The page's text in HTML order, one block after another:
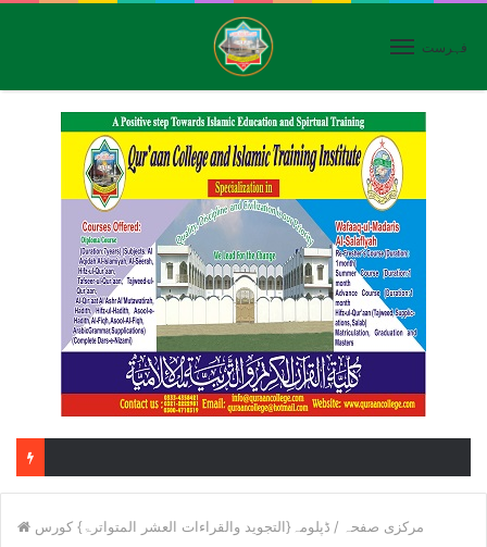
فہرست
مرکزی صفحہ / ڈپلومہ{التجوید والقراءات العشر المتواترۃ} کورس